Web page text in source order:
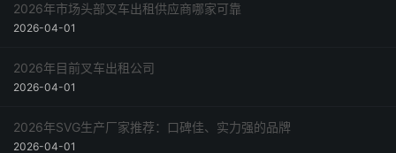
2026年市场头部叉车出租供应商哪家可靠
2026-04-01
2026年目前叉车出租公司
2026-04-01
2026年SVG生产厂家推荐：口碑佳、实力强的品牌
2026-04-01